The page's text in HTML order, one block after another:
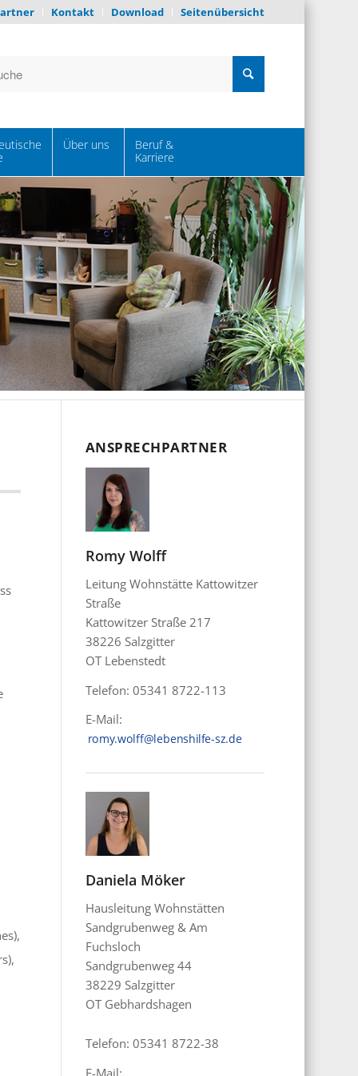
Kontakt Download Seitenübersicht
Über uns
Beruf &
Karriere
ANSPRECHPARTNER
Romy Wolff
Leitung Wohnstätte Kattowitzer
Straße
Kattowitzer Straße 217
38226 Salzgitter
OT Lebenstedt
Telefon: 05341 8722-113
E-Mail:
Daniela Möker
Hausleitung Wohnstätten
Sandgrubenweg & Am
Fuchsloch
Sandgrubenweg 44
38229 Salzgitter
OT Gebhardshagen
Telefon: 05341 8722-38
E-Mail: